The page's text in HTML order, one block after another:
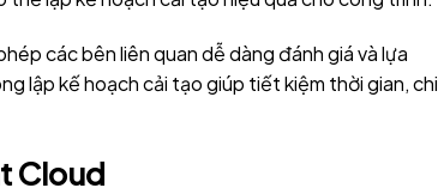
các bên liên quan dễ dàng đánh giá và lựa
lập kế hoạch cải tạo giúp tiết kiệm thời gian, chi
Cloud